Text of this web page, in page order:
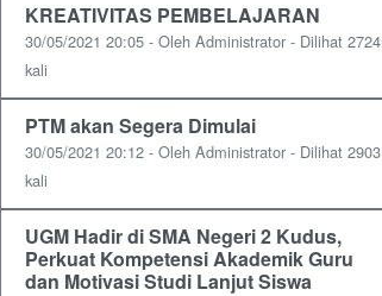
KREATIVITAS PEMBELAJARAN
30/05/2021 20:05 - Oleh Administrator - Dilihat 2724
kali
PTM akan Segera Dimulai
30/05/2021 20:12 - Oleh Administrator - Dilihat 2903
kali
UGM Hadir di SMA Negeri 2 Kudus,
Perkuat Kompetensi Akademik Guru
dan Motivasi Studi Lanjut Siswa